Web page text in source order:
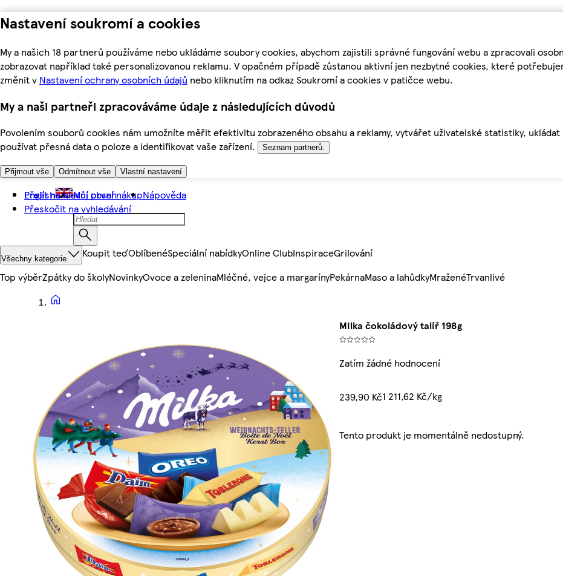
Nastavení soukromí a cookies
My a našich 18 partnerů používáme nebo ukládáme soubory cookies, abychom zajistili správné fungování webu a zpracovali
zobrazovat například také personalizovanou reklamu. V opačném případě zůstanou aktivní jen nezbytné cookies, které
změnit v Nastavení ochrany osobních údajů nebo kliknutím na odkaz Soukromí a cookies v patičce webu.
My a naši partneři zpracováváme údaje z následujících důvodů
Povolením souborů cookies nám umožníte měřit efektivitu zobrazeného obsahu a reklamy, vytvářet uživatelské statistiky,
používat přesná data o poloze a identifikovat vaše zařízení.
Seznam partnerů.
Přijmout vše Odmítnout vše Vlastní nastavení
Přejít na hlavní obsah
Přeskočit na vyhledávání
English Můj první nákupNápověda
Všechny kategorie Koupit teďOblíbenéSpeciální nabídkyOnline ClubInspiraceGrilování
Top výběrZpátky do školyNovinkyOvoce a zeleninaMléčné, vejce a margarínyPekárnaMaso a lahůdkyMraženéTrvanlivé
Milka čokoládový talíř 198g
Zatím žádné hodnocení
239,90 Kč1 211,62 Kč/kg
Tento produkt je momentálně nedostupný.